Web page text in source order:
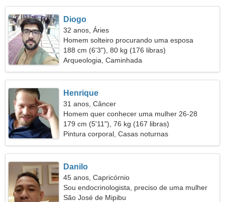
Diogo
32 anos, Áries
Homem solteiro procurando uma esposa
188 cm (6'3"), 80 kg (176 libras)
Arqueologia, Caminhada
Henrique
31 anos, Câncer
Homem quer conhecer uma mulher 26-28
179 cm (5'11"), 76 kg (167 libras)
Pintura corporal, Casas noturnas
Danilo
45 anos, Capricórnio
Sou endocrinologista, preciso de uma mulher
alegre
São José de Mipibu